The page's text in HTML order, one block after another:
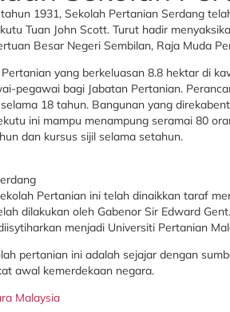
1931, Sekolah Pertanian Serdang
Tuan John Scott. Turut hadir
Besar Negeri Sembilan, Raja Muda
yang berkeluasan 8.8 hektar di
pegawai bagi Jabatan Pertanian.
18 tahun. Bangunan yang
ini mampu menampung seramai 80
dan kursus sijil selama setahun.
Pertanian ini telah dinaikkan taraf
dilakukan oleh Gabenor Sir Edward
menjadi Universiti Pertanian
pertanian ini adalah sejajar dengan
awal kemerdekaan negara.
Malaysia